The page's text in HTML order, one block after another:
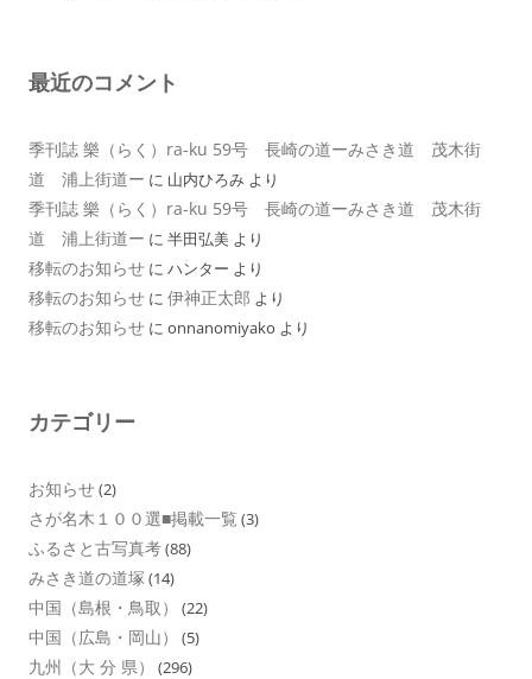
最近のコメント
季刊誌 樂（らく）ra-ku 59号 長崎の道ーみさき道 茂木街
道 浦上街道ー に 山内ひろみ より
季刊誌 樂（らく）ra-ku 59号 長崎の道ーみさき道 茂木街
道 浦上街道ー に 半田弘美 より
移転のお知らせ に ハンター より
移転のお知らせ に 伊神正太郎 より
移転のお知らせ に onnanomiyako より
カテゴリー
お知らせ(2)
さが名木１００選■掲載一覧 (3)
ふるさと古写真考(88)
みさき道の道塚 (14)
中国（島根・鳥取） (22)
中国（広島・岡山） (5)
九州（大 分 県） (296)